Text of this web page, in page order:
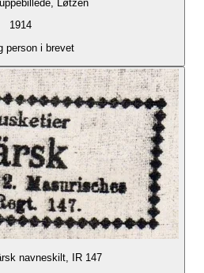
Løtzen
1914
person i brevet
navneskilt, IR 147